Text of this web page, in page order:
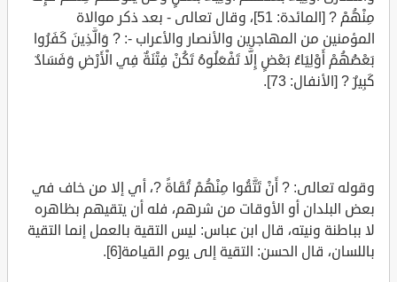
مِنْهُمْ ? [المائدة: 51]، وقال تعالى - بعد ذكر موالاة
المؤمنين من المهاجرين والأنصار والأعراب -: ? وَالَّذِينَ كَفَرُوا
بَعْضُهُمْ أَوْلِيَاءُ بَعْضٍ إِلَّا تَفْعَلُوهُ تَكُنْ فِتْنَةٌ فِي الْأَرْضِ وَفَسَادٌ
كَبِيرٌ ? [الأنفال: 73].
وقوله تعالى: ? أَنْ تَتَّقُوا مِنْهُمْ تُقَاةً ?، أي إلا من خاف في
بعض البلدان أو الأوقات من شرهم، فله أن يتقيهم بظاهره
لا بباطنة ونيته، قال ابن عباس: ليس التقية بالعمل إنما التقية
باللسان، قال الحسن: التقية إلى يوم القيامة[6].